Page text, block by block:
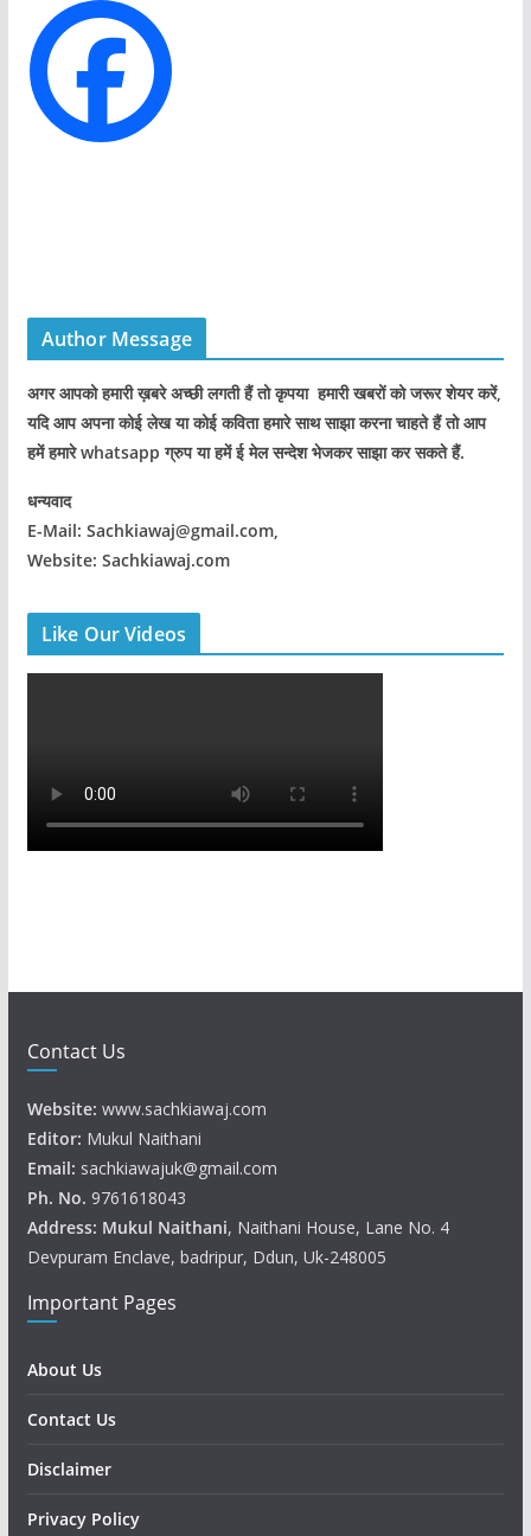
e
s
Author Message
अगर आपको हमारी ख़बरे अच्छी लगती हैं तो कृपया हमारी खबरों को जरूर शेयर करें,
यदि आप अपना कोई लेख या कोई कविता हमारे साथ साझा करना चाहते हैं तो आप
हमें हमारे whatsapp ग्रुप या हमें ई मेल सन्देश भेजकर साझा कर सकते हैं.
धन्यवाद
E-Mail: Sachkiawaj@gmail.com,
Website: Sachkiawaj.com
Like Our Videos
Contact Us
Website: www.sachkiawaj.com
Editor: Mukul Naithani
Email: sachkiawajuk@gmail.com
Ph. No. 9761618043
Address: Mukul Naithani, Naithani House, Lane No. 4
Devpuram Enclave, badripur, Ddun, Uk-248005
Important Pages
About Us
Contact Us
Disclaimer
Privacy Policy